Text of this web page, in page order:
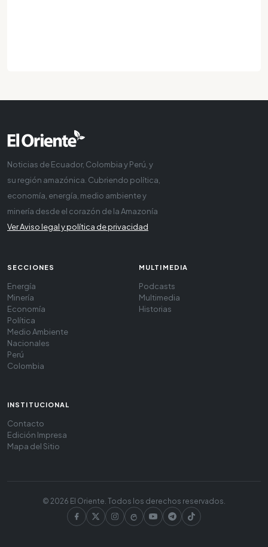
Noticias de Ecuador, Colombia y Perú, y
su región amazónica. Cubriendo política,
economía, energía, medio ambiente y
minería desde el corazón de la Amazonía
Ver Aviso legal y política de privacidad
SECCIONES
Energía
Minería
Economía
Política
Medio Ambiente
Nacionales
Perú
Colombia
MULTIMEDIA
Podcasts
Multimedia
Historias
INSTITUCIONAL
Contacto
Edición Impresa
Mapa del Sitio
© 2026 El Oriente. Todos los derechos reservados.